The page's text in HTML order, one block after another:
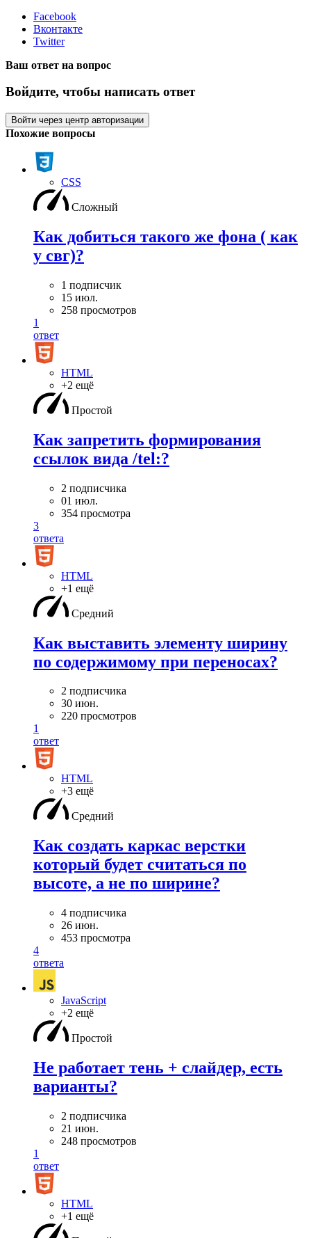
Facebook
Вконтакте
Twitter
Ваш ответ на вопрос
Войдите, чтобы написать ответ
Войти через центр авторизации
Похожие вопросы
CSS
Сложный
Как добиться такого же фона ( как
у свг)?
1 подписчик
15 июл.
258 просмотров
1
ответ
HTML
+2 ещё
Простой
Как запретить формирования
ссылок вида /tel:?
2 подписчика
01 июл.
354 просмотра
3
ответа
HTML
+1 ещё
Средний
Как выставить элементу ширину
по содержимому при переносах?
2 подписчика
30 июн.
220 просмотров
1
ответ
HTML
+3 ещё
Средний
Как создать каркас верстки
который будет считаться по
высоте, а не по ширине?
4 подписчика
26 июн.
453 просмотра
4
ответа
JavaScript
+2 ещё
Простой
Не работает тень + слайдер, есть
варианты?
2 подписчика
21 июн.
248 просмотров
1
ответ
HTML
+1 ещё